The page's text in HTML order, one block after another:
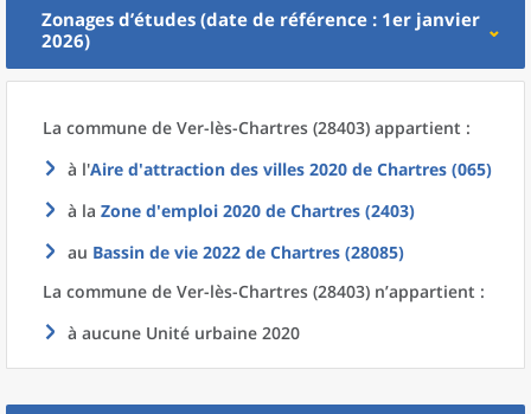
Zonages d’études (date de référence : 1er janvier
2026)
La commune de Ver-lès-Chartres (28403) appartient :
à l'Aire d'attraction des villes 2020 de Chartres (065)
à la Zone d'emploi 2020 de Chartres (2403)
au Bassin de vie 2022 de Chartres (28085)
La commune de Ver-lès-Chartres (28403) n’appartient :
à aucune Unité urbaine 2020